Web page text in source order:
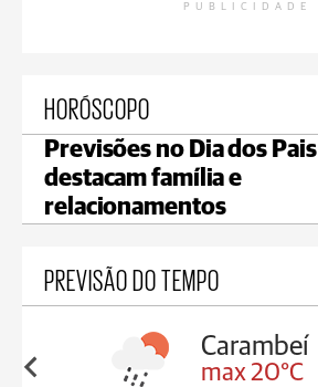
PUBLICIDADE
HORÓSCOPO
Previsões no Dia dos Pais
destacam família e
relacionamentos
PREVISÃO DO TEMPO
19°C
Carambeí
max 20°C